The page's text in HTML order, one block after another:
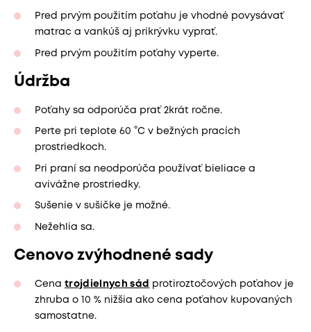
Pred prvým použitím poťahu je vhodné povysávať
matrac a vankúš aj prikrývku vyprať.
Pred prvým použitím poťahy vyperte.
Údržba
Poťahy sa odporúča prať 2krát ročne.
Perte pri teplote 60 °C v bežných pracích
prostriedkoch.
Pri praní sa neodporúča používať bieliace a
avivážne prostriedky.
Sušenie v sušičke je možné.
Nežehlia sa.
Cenovo zvýhodnené sady
Cena trojdielnych sád
protiroztočových poťahov je
zhruba o 10 % nižšia ako cena poťahov kupovaných
samostatne.